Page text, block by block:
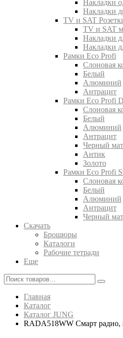
Накладки
Накладки
TV и SAT
TV и SAT
Накладки
Накладки
Рамки Eco Profi
Слоновая
Белый
Алюминий
Антрацит
Рамки Eco Profi
Слоновая
Белый
Алюминий
Антрацит
Черный
Антик
Золото
Рамки Eco Profi
Слоновая
Белый
Алюминий
Антрацит
Черный
Скачать
Брошюры
Каталоги
Рабочие тетради
Еще
Главная
Каталог
Каталог JUNG
RADA518WW Смарт радио,